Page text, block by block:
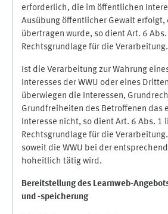
erforderlich, die im öffentlichen
Ausübung öffentlicher Gewalt erfolgt,
übertragen wurde, so dient Art. 6 Abs.
Rechtsgrundlage für die Verarbeitung.
Ist die Verarbeitung zur Wahrung
Interesses der WWU oder eines
überwiegen die Interessen,
Grundfreiheiten des Betroffenen das
Interesse nicht, so dient Art. 6 Abs. 1
Rechtsgrundlage für die
soweit die WWU bei der
hoheitlich tätig wird.
Bereitstellung des Learnweb-
und -speicherung